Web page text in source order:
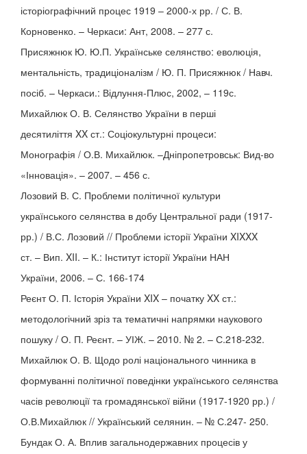
історіографічний процес 1919 – 2000-х рр. / С. В.
Корновенко. – Черкаси: Ант, 2008. – 277 с.
Присяжнюк Ю. Ю.П. Українське селянство: еволюція,
ментальність, традиціоналізм / Ю. П. Присяжнюк / Навч.
посіб. – Черкаси.: Відлуння-Плюс, 2002, – 119с.
Михайлюк О. В. Селянство України в перші
десятиліття XX ст.: Соціокультурні процеси:
Монографія / О.В. Михайлюк. –Дніпропетровськ: Вид-во
«Інновація». – 2007. – 456 с.
Лозовий В. С. Проблеми політичної культури
українського селянства в добу Центральної ради (1917-
рр.) / В.С. Лозовий // Проблеми історії України XIXXX
ст. – Вип. XII. – К.: Інститут історії України НАН
України, 2006. – С. 166-174
Реєнт О. П. Історія України XIX – початку XX ст.:
методологічний зріз та тематичні напрямки наукового
пошуку / О. П. Реєнт. – УІЖ. – 2010. № 2. – С.218-232.
Михайлюк О. В. Щодо ролі національного чинника в
формуванні політичної поведінки українського селянства
часів революції та громадянської війни (1917-1920 рр.) /
О.В.Михайлюк // Український селянин. – № С.247- 250.
Бундак О. А. Вплив загальнодержавних процесів у